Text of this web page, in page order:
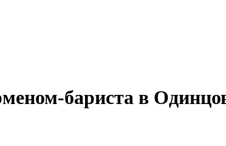
бариста в